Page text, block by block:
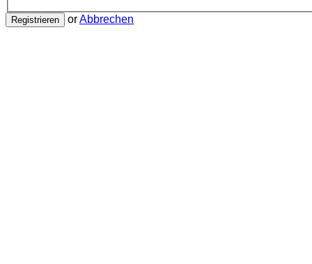
Registrieren orAbbrechen